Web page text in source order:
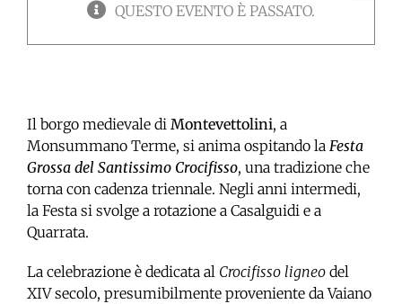
QUESTO EVENTO È PASSATO.
Il borgo medievale di Montevettolini, a
Monsummano Terme, si anima ospitando la Festa
Grossa del Santissimo Crocifisso, una tradizione che
torna con cadenza triennale. Negli anni intermedi,
la Festa si svolge a rotazione a Casalguidi e a
Quarrata.
La celebrazione è dedicata al Crocifisso ligneo del
XIV secolo, presumibilmente proveniente da Vaiano